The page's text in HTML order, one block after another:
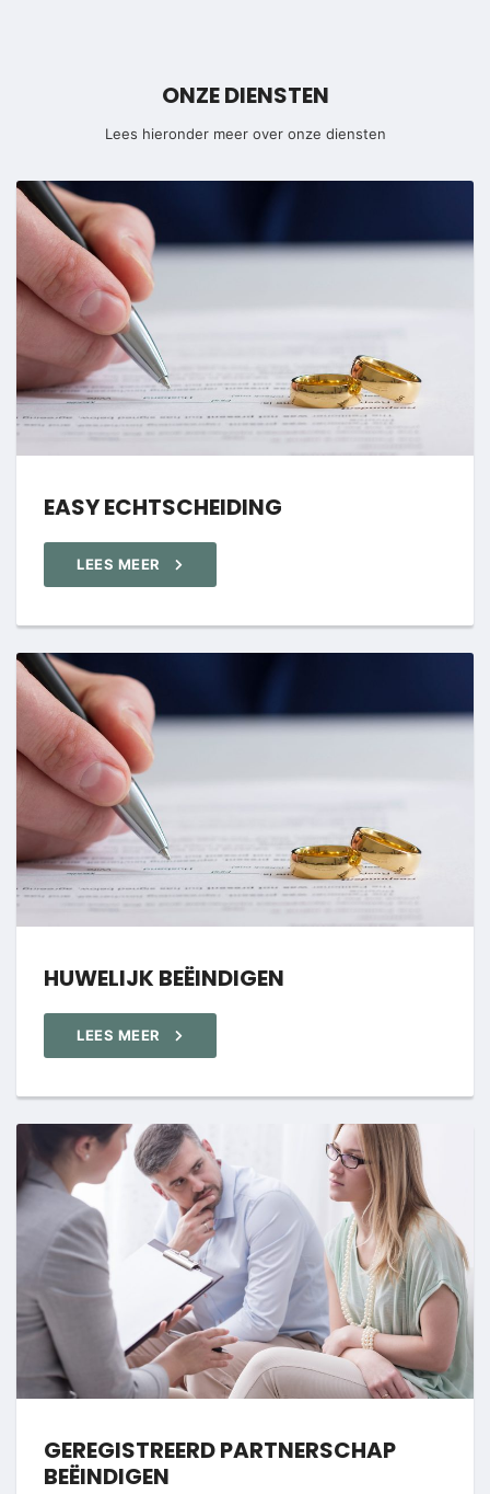
ONZE DIENSTEN
Lees hieronder meer over onze diensten
EASY ECHTSCHEIDING
LEES MEER
HUWELIJK BEËINDIGEN
LEES MEER
GEREGISTREERD PARTNERSCHAP
BEËINDIGEN